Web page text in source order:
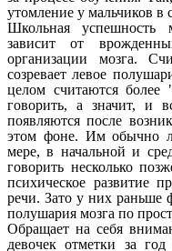
утомление у мальчиков в
Школьная успешность
зависит от
организации мозга.
созревает левое
целом считаются
говорить, а значит, и
появляются после
этом фоне. Им обычно
мере, в начальной и
говорить несколько
психическое развитие
речи. Зато у них раньше
полушария мозга по
Обращает на себя
девочек отметки за